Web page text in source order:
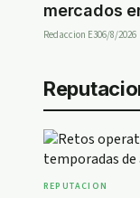
mercados
Redaccion E306/8/2026
REPUTACION